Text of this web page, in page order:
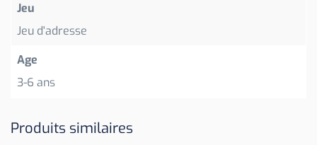
Jeu
Jeu d'adresse
Age
3-6 ans
Produits similaires